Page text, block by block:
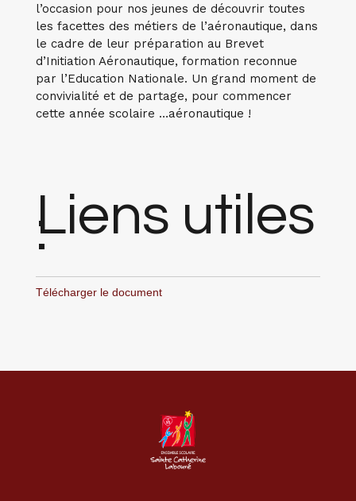
l’occasion pour nos jeunes de découvrir toutes
les facettes des métiers de l’aéronautique, dans
le cadre de leur préparation au Brevet
d’Initiation Aéronautique, formation reconnue
par l’Education Nationale. Un grand moment de
convivialité et de partage, pour commencer
cette année scolaire …aéronautique !
Liens utiles
:
Télécharger le document